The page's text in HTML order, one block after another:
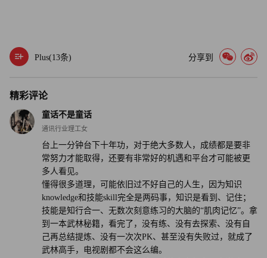
租自家地板上的一个充气床垫，以支付租金。在爱彼迎起步
之前，他在洛杉矶担任工业设计师，年薪4万美元。
如今，切斯基的身价高达96亿美元——但在大众开始使用他
的应用程序之前，他花了大约10年的时间才登“顶”，包括经
常独自一人工作18个小时。（财富中文网）
译者：中慧言-王芳
Plus(13条) 分享到
精彩评论
童话不是童话
通讯行业理工女
台上一分钟台下十年功，对于绝大多数人，成绩都是要非
常努力才能取得，还要有非常好的机遇和平台才可能被更
多人看见。
懂得很多道理，可能依旧过不好自己的人生，因为知识
knowledge和技能skill完全是两码事，知识是看到、记住；
技能是知行合一、无数次刻意练习的大脑的“肌肉记忆”。拿
到一本武林秘籍，看完了，没有练、没有去探索、没有自
己再总结提炼、没有一次次PK、甚至没有失败过，就成了
武林高手，电视剧都不会这么编。